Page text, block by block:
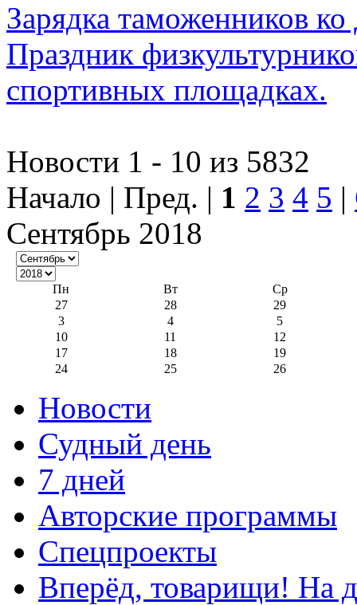
Зарядка таможенников
Праздник
спортивных площадках.
Новости 1 - 10 из 5832
Начало | Пред. | 1 2 3 4 5 |
Сентябрь 2018
Пн Вт
Ср
27
28
29
3
4
5
10
11
12
17
18
19
24
25 26
Новости
Судный день
7 дней
Авторские программы
Спецпроекты
Вперёд, товарищи! На